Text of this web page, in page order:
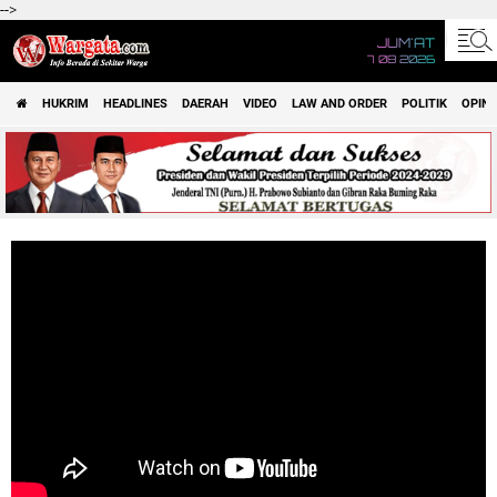
-->
JUM'AT
7 08 2026
HUKRIM HEADLINES DAERAH VIDEO LAW AND ORDER POLITIK OPINI